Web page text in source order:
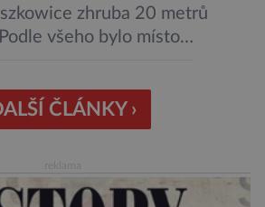
zhruba 20 metrů
všeho bylo místo
v ose té starší. Na
pracích se podíleli experti ze
ČLÁNKY ›